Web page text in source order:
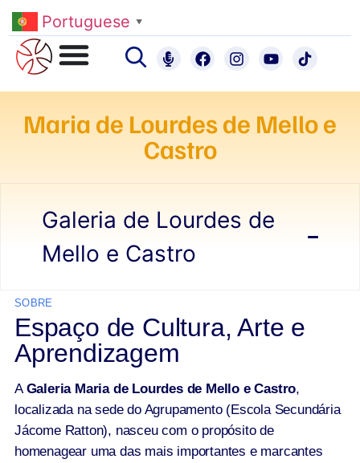
Portuguese ▼
Maria de Lourdes de Mello e
Castro
Galeria de Lourdes de
Mello e Castro
SOBRE
Espaço de Cultura, Arte e
Aprendizagem
AGaleria Maria de Lourdes de Mello e Castro,
localizada na sede do Agrupamento (Escola Secundária
Jácome Ratton), nasceu com o propósito de
homenagear uma das mais importantes e marcantes